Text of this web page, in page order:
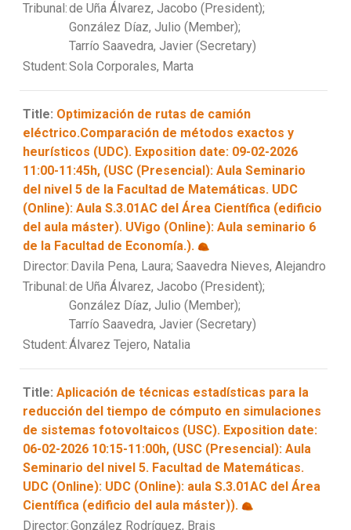
Tribunal:de Uña Álvarez, Jacobo (President);
González Díaz, Julio (Member);
Tarrío Saavedra, Javier (Secretary)
Student:Sola Corporales, Marta
Title: Optimización de rutas de camión
eléctrico.Comparación de métodos exactos y
heurísticos (UDC). Exposition date: 09-02-2026
11:00-11:45h, (USC (Presencial): Aula Seminario
del nivel 5 de la Facultad de Matemáticas. UDC
(Online): Aula S.3.01AC del Área Científica (edificio
del aula máster). UVigo (Online): Aula seminario 6
de la Facultad de Economía.).
Director: Davila Pena, Laura; Saavedra Nieves, Alejandro
Tribunal:de Uña Álvarez, Jacobo (President);
González Díaz, Julio (Member);
Tarrío Saavedra, Javier (Secretary)
Student:Álvarez Tejero, Natalia
Title: Aplicación de técnicas estadísticas para la
reducción del tiempo de cómputo en simulaciones
de sistemas fotovoltaicos (USC). Exposition date:
06-02-2026 10:15-11:00h, (USC (Presencial): Aula
Seminario del nivel 5. Facultad de Matemáticas.
UDC (Online): UDC (Online): aula S.3.01AC del Área
Científica (edificio del aula máster)).
Director:González Rodríguez, Brais